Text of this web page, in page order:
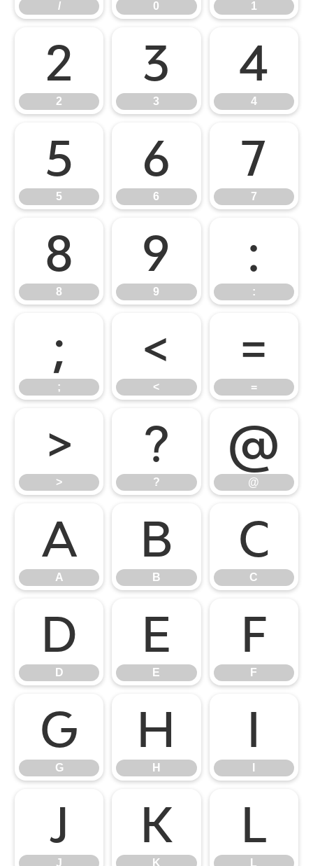
/ 0 1
2
2
3
3
4
4
5
5
6
6
7
7
8
8
9
9
:
:
;
;
<
<
=
=
>
>
?
?
@
@
A
A
B
B
C
C
D
D
E
E
F
F
G
G
H
H
I
J
J
K
K
L
L